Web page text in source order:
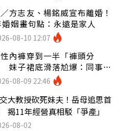
方志友、楊銘威宣布離婚！
姻畫句點：永遠是家人
08-10 12:07
內褲穿到一半「褲頭分
妹子裙底滑落尬爆：同事全
08-09 22:46
大教授砍死妹夫！岳母追思首
11年經營真相駁「爭產」
08-02